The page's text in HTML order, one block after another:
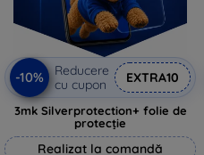
-10%
Reducere
cu cupon
EXTRA10
3mk Silverprotection+ folie de
protecție
Realizat la comandă